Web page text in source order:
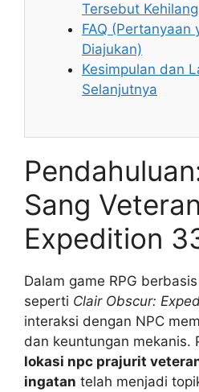
Tersebut
FAQ (Pertanyaan
Diajukan)
Kesimpulan dan
Selanjutnya
Sang
Expedition
Dalam game RPG
seperti Clair Obscur:
interaksi dengan NPC
dan keuntungan mekanis.
lokasi npc prajurit
ingatan telah menjadi